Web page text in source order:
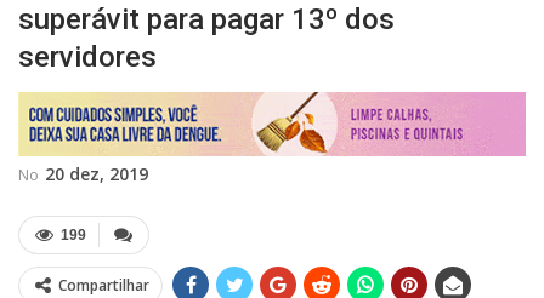
superávit para pagar 13º dos
servidores
No 20 dez, 2019
199
Compartilhar